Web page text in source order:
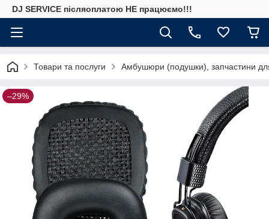
DJ SERVICE пiсляоплатою НЕ працюємо!!!
Товари та послуги Амбушюри (подушки), запчастини
–29%